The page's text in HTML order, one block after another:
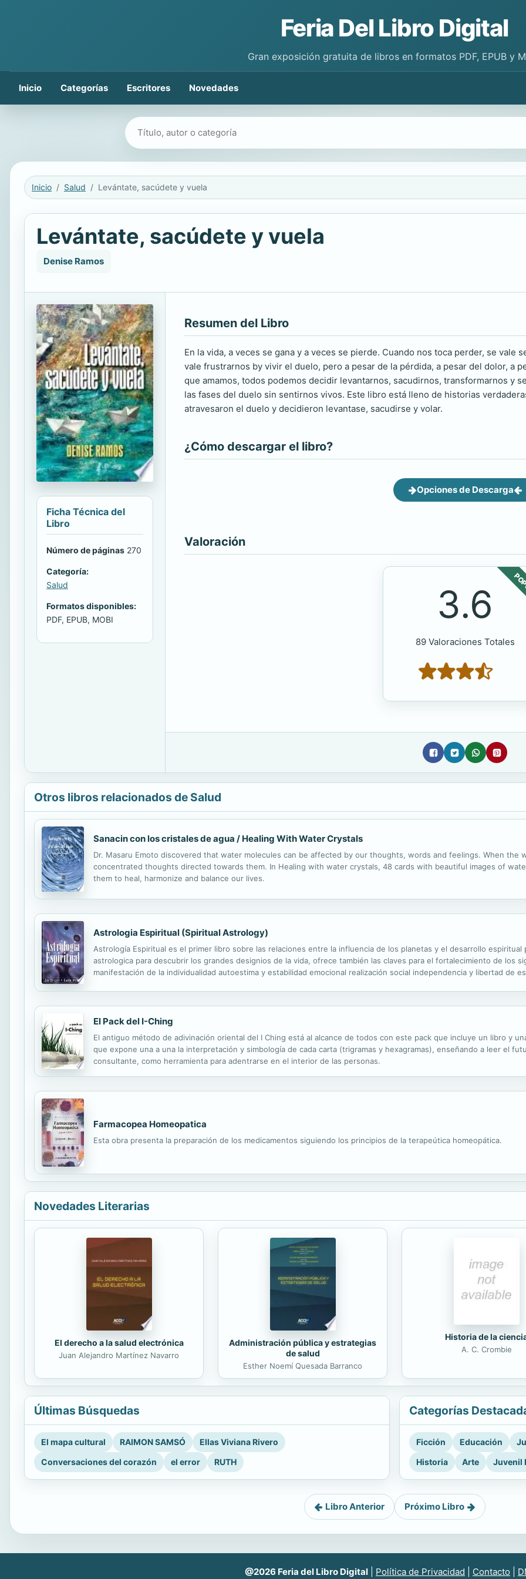
Feria Del Libro Digital
Gran exposición gratuita de libros en formatos PDF, EPUB y
Inicio Categorías Escritores Novedades
Buscar libros
Inicio Salud Levántate, sacúdete y vuela
Levántate, sacúdete y vuela
Denise Ramos
Ficha Técnica del
Libro
Número de páginas 270
Categoría:
Salud
Formatos disponibles:
PDF, EPUB, MOBI
Resumen del Libro
En la vida, a veces se gana y a veces se pierde. Cuando nos toca perder, se
vale frustrarnos by vivir el duelo, pero a pesar de la pérdida, a pesar del dolor, a
que amamos, todos podemos decidir levantarnos, sacudirnos, transformarnos y
las fases del duelo sin sentirnos vivos. Este libro está lleno de historias
atravesaron el duelo y decidieron levantase, sacudirse y volar.
¿Cómo descargar el libro?
Opciones de Descarga
Valoración
3.6
89 Valoraciones Totales
Otros libros relacionados de Salud
Sanacin con los cristales de agua / Healing With Water Crystals
Dr. Masaru Emoto discovered that water molecules can be affected by our thoughts, words and feelings. When the
concentrated thoughts directed towards them. In Healing with water crystals, 48 cards with beautiful images of
them to heal, harmonize and balance our lives.
Astrologia Espiritual (Spiritual Astrology)
Astrología Espiritual es el primer libro sobre las relaciones entre la influencia de los planetas y el desarrollo espiritual
astrologica para descubrir los grandes designios de la vida, ofrece también las claves para el fortalecimiento de los
manifestación de la individualidad autoestima y estabilidad emocional realización social independencia y libertad de
El Pack del I-Ching
El antiguo método de adivinación oriental del I Ching está al alcance de todos con este pack que incluye un libro y
que expone una a una la interpretación y simbología de cada carta (trigramas y hexagramas), enseñando a leer el
consultante, como herramienta para adentrarse en el interior de las personas.
Farmacopea Homeopatica
Esta obra presenta la preparación de los medicamentos siguiendo los principios de la terapeútica homeopática.
Novedades Literarias
El derecho a la salud electrónica
Juan Alejandro Martínez Navarro
Administración pública y estrategias
de salud
Esther Noemí Quesada Barranco
Historia de la
A. C. Crombie
Últimas Búsquedas
El mapa cultural RAIMON SAMSÓ
Ellas Viviana Rivero
Conversaciones del corazón
el error RUTH
Categorías
Ficción Educación
Historia
Arte Juvenil
Libro Anterior Próximo Libro
@2026 Feria del Libro Digital Política de Privacidad Contacto